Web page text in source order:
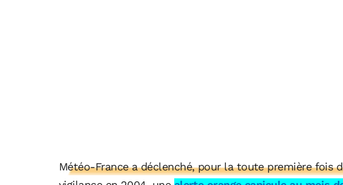
Météo-France a déclenché, pour la toute première fois